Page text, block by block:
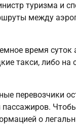
туризма и
между
время
такси, либо
перевозчики
о